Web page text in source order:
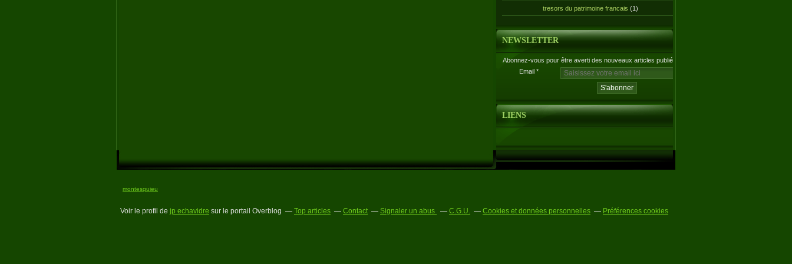
tresors du patrimoine francais (1)
NEWSLETTER
Abonnez-vous pour être averti des nouveaux articles publiés.
Email
LIENS
montesquieu
Voir le profil de jp echavidre sur le portail Overblog Top articles Contact Signaler un abus C.G.U. Cookies et données personnelles Préférences cookies